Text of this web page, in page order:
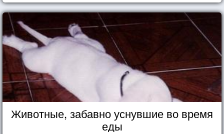
Животные, забавно уснувшие во время
еды